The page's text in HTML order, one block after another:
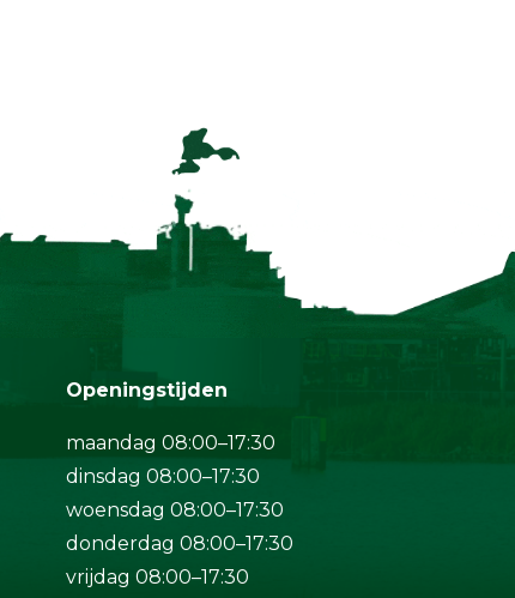
Openingstijden
maandag 08:00–17:30
dinsdag 08:00–17:30
woensdag 08:00–17:30
donderdag 08:00–17:30
vrijdag 08:00–17:30